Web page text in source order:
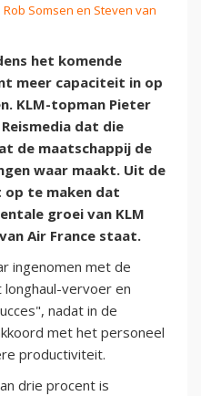
Rob Somsen en Steven van
het komende
meer capaciteit in op
KLM-topman Pieter
dat die
de maatschappij de
waar maakt. Uit de
te maken dat
groei van KLM
Air France staat.
ingenomen met de
vervoer en
nadat in de
met het personeel
productiviteit.
drie procent is